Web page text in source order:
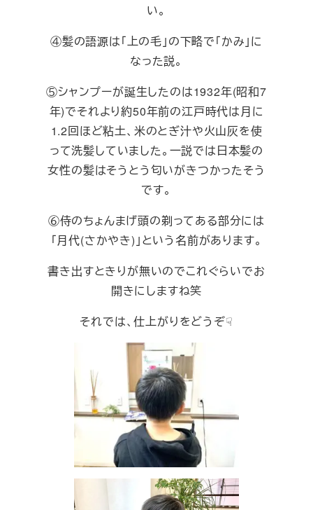
い。
④髪の語源は「上の毛」の下略で「かみ」に
なった説。
⑤シャンプーが誕生したのは1932年(昭和7
年)でそれより約50年前の江戸時代は月に
1.2回ほど粘土、米のとぎ汁や火山灰を使
って洗髪していました。一説では日本髪の
女性の髪はそうとう匂いがきつかったそう
です。
⑥侍のちょんまげ頭の剃ってある部分には
「月代(さかやき)」という名前があります。
書き出すときりが無いのでこれぐらいでお
開きにしますね笑
それでは、仕上がりをどうぞ☟